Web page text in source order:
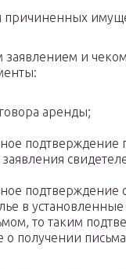
причиненных
заявлением и
аренды;
подтверждение
в
то таким
о получении